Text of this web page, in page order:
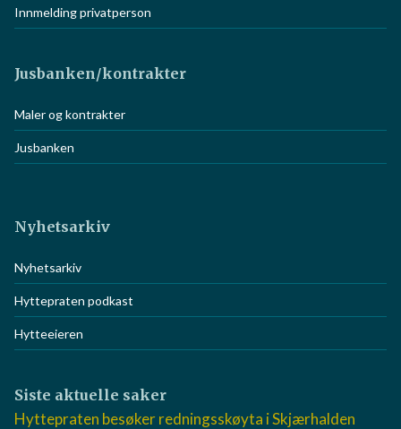
Innmelding privatperson
Jusbanken/kontrakter
Maler og kontrakter
Jusbanken
Nyhetsarkiv
Nyhetsarkiv
Hyttepraten podkast
Hytteeieren
Siste aktuelle saker
Hyttepraten besøker redningsskøyta i Skjærhalden